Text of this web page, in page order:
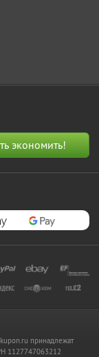
принадлежат
1127747063212